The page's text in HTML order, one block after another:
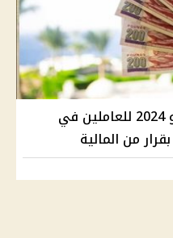
موعد صرف مرتبات شهر يونيو 2024 للعاملين في
من المالية